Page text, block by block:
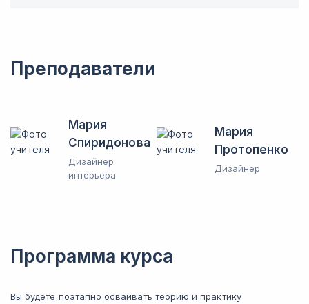
Преподаватели
Мария
Спиридонова
Дизайнер
интерьера
Мария
Протопенко
Дизайнер
Программа курса
Вы будете поэтапно осваивать теорию и практику